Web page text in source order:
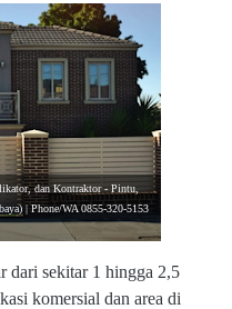
dan Kontraktor - Pintu,
| Phone/WA 0855-320-5153
dari sekitar 1 hingga 2,5
komersial dan area di